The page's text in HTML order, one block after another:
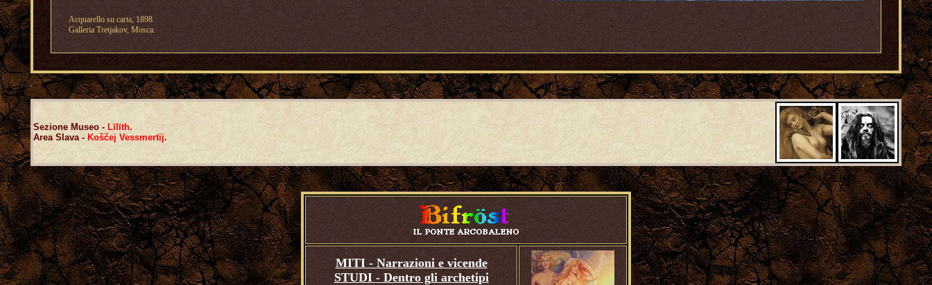
Acquarello su carta, 1898.
Galleria Tretjakov, Mosca.
Sezione Museo - Līlīth.
Area Slava - Koščej Vessmertij.
MITI - Narrazioni e vicende
STUDI - Dentro gli archetipi